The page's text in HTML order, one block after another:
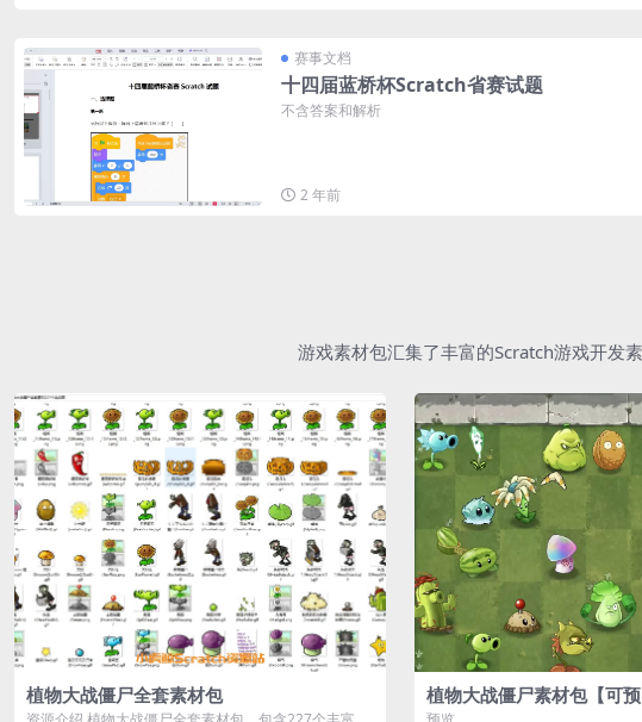
赛事文档
十四届蓝桥杯Scratch省赛试题
不含答案和解析
2 年前
游戏素材包汇集了丰富的Scratch游戏开发
植物大战僵尸全套素材包 植物大战僵尸素材包【可预